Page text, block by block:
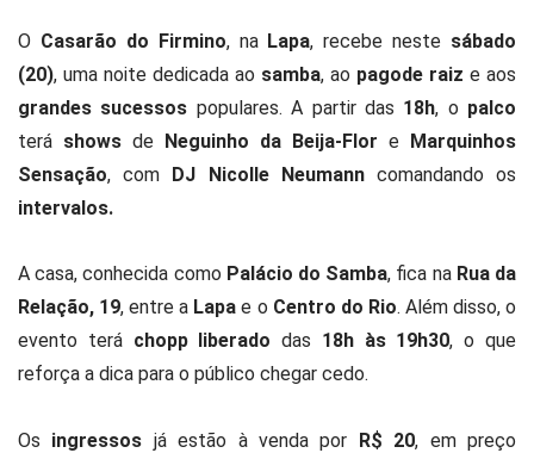
O Casarão do Firmino, na Lapa, recebe neste sábado
(20), uma noite dedicada ao samba, ao pagode raiz e aos
grandes sucessos populares. A partir das 18h, o palco
terá shows de Neguinho da Beija-Flor e
Marquinhos
Sensação, com DJ Nicolle Neumanncomandando os
intervalos.
A casa, conhecida como Palácio do Samba, fica na Rua da
Relação, 19, entre a Lapa e o Centro do Rio. Além disso, o
evento terá chopp liberado das 18h às 19h30, o que
reforça a dica para o público chegar cedo.
Os ingressos já estão à venda por R$ 20, em preço